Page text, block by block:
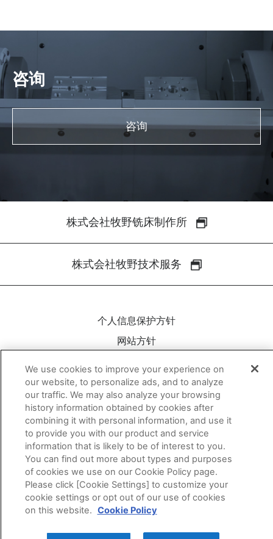
咨询
咨询
株式会社牧野铣床制作所
株式会社牧野技术服务
个人信息保护方针
网站方针
咨询
YouTube
twitter
facebook
Instagram
Linkedin
Copyright © Makino J All rights reserved.
We use cookies to improve your experience on
our website, to personalize ads, and to analyze
our traffic. We may also analyze your browsing
history information obtained by cookies after
combining it with personal information, and use it
to provide you with our product and service
information that is likely to be of interest to you.
You can find out more about types and purposes
of cookies we use on our Cookie Policy page.
Please click [Cookie Settings] to customize your
cookie settings or opt out of our use of cookies
on this website. Cookie Policy